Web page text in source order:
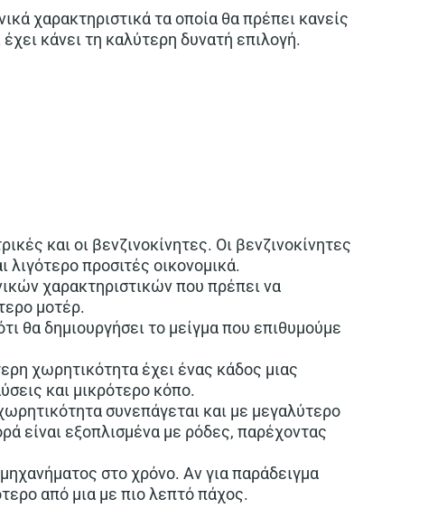
χαρακτηριστικά τα οποία θα πρέπει κανείς
κάνει τη καλύτερη δυνατή επιλογή.
και οι βενζινοκίνητες. Οι βενζινοκίνητες
προσιτές οικονομικά.
χαρακτηριστικών που πρέπει να
μοτέρ.
θα δημιουργήσει το μείγμα που επιθυμούμε
χωρητικότητα έχει ένας κάδος μιας
και μικρότερο κόπο.
συνεπάγεται και με μεγαλύτερο
είναι εξοπλισμένα με ρόδες, παρέχοντας
στο χρόνο. Αν για παράδειγμα
από μια με πιο λεπτό πάχος.